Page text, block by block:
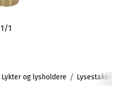
1/1
Lykter og lysholdere Lysestaker